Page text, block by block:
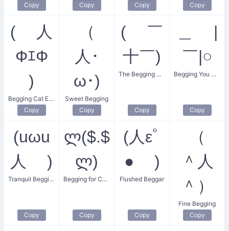
Copy
Copy
Copy
Copy
( 人
ФｴФ
)
Begging Cat Eyes
Copy
（
人･
ω･)
Sweet Begging
Copy
( ￣
十￣)
The Begging Guy
Copy
＿ |
￣|○
Begging You MAN
Copy
(uωu
人 )
Tranquil Begging
Copy
ლ($.$
ლ)
Begging for Coins
Copy
(人εﾟ
● )
Flushed Beggar
Copy
（
＾人
＾）
Fine Begging
Copy